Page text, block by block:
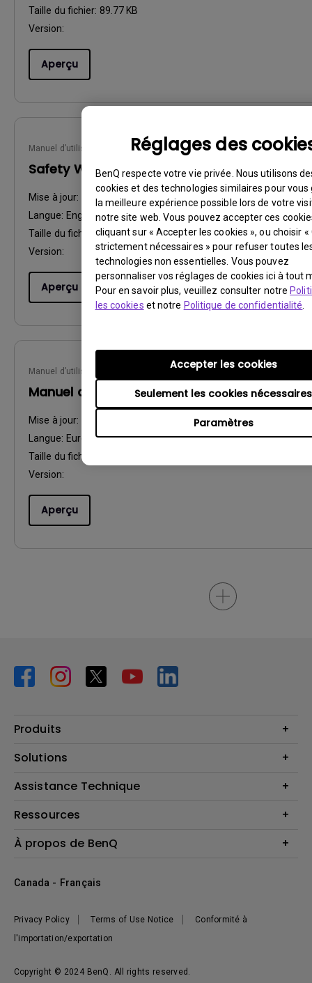
Réglages des
BenQ respecte votre vie privée. Nous utilisons
cookies et des technologies similaires pour
la meilleure expérience possible lors de votre
notre site web. Vous pouvez accepter ces
cliquant sur « Accepter les cookies », ou choisir «
strictement nécessaires » pour refuser toutes
technologies non essentielles. Vous pouvez
personnaliser vos réglages de cookies ici à tout
Pour en savoir plus, veuillez consulter notre
les cookies et notre Politique de confidentialité
Paramètres
Seulement les cookies nécessaires
Accepter les cookies
Taille du fichier: 89.77 KB
Version:
Aperçu
Manuel d’utilisation
Safety Warning and Notice
Mise à jour:
2021/01/06
Langue: English
Taille du fichier:54.87 KB
Version:
Aperçu
Manuel d’utilisation
Manuel d'utilisation
Mise à jour:
Langue: European French
Taille du fichier:
Version:
Aperçu
Produits
Vidéoprojecteurs
Éclairage
Haut-parleur
Solutions
Business Display
Assistance Technique
Contactez-nous
Recycling
Ressources
Centre de connaissances
À propos de BenQ
Développement durable
Copyright © 2024 BenQ. All rights reserved.
Privacy Policy Terms of Use Notice
Conformité à
l'importation/exportation
Canada - Français